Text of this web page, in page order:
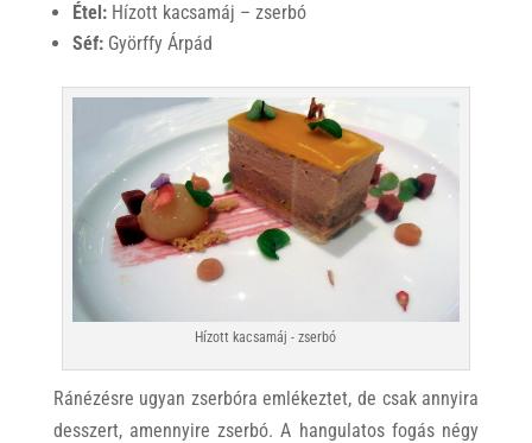
Étel:Hízott kacsamáj – zserbó
Séf: Györffy Árpád
Hízott kacsamáj - zserbó
Ránézésre ugyan zserbóra emlékeztet, de csak annyira
desszert, amennyire zserbó. A hangulatos fogás négy